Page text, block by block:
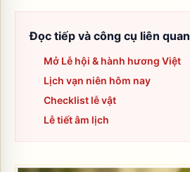
Đọc tiếp và công cụ liên quan
Mở Lễ hội & hành hương Việt
Lịch vạn niên hôm nay
Checklist lễ vật
Lễ tiết âm lịch